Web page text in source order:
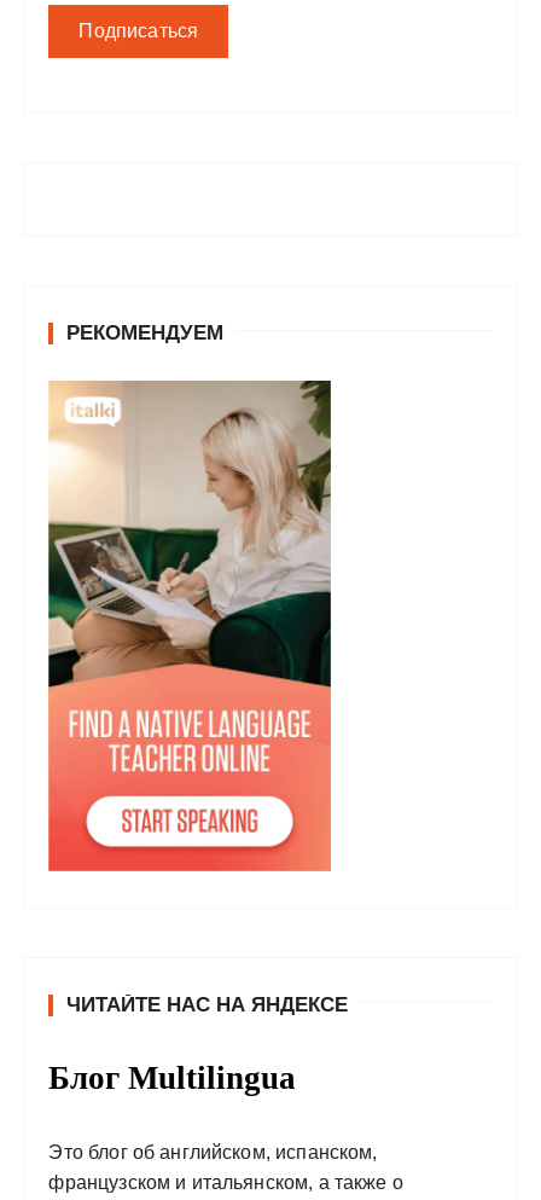
РЕКОМЕНДУЕМ
ЧИТАЙТЕ НАС НА ЯНДЕКСЕ
Блог Multilingua
Это блог об английском, испанском,
французском и итальянском, а также о